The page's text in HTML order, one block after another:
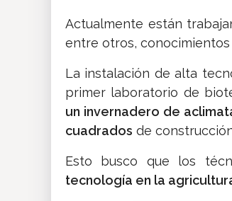
Actualmente están
entre otros,
La instalación de alta
primer laboratorio de
un invernadero de
cuadrados de
Esto busco que los
tecnología en la